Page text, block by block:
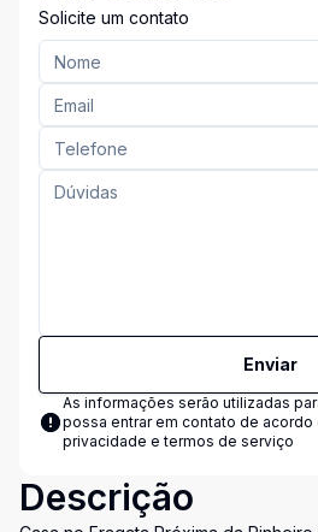
Solicite um contato
Enviar
As informações serão utilizadas
possa entrar em contato de acordo
privacidade e termos de serviço
Descrição